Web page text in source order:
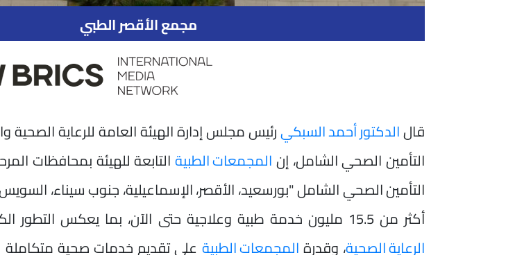
مجمع الأقصر الطبي
قالالدكتور أحمد السبكيرئيس مجلس إدارة الهيئة العامة للرعاية
التأمين الصحي الشامل، إنالمجمعات الطبيةالتابعة للهيئة بمحافظات
التأمين الصحي الشامل "بورسعيد، الأقصر، الإسماعيلية، جنوب سيناء،
أكثر من 15.5 مليون خدمة طبية وعلاجية حتى الآن، بما يعكس التطور الكبير الذي شهدته منظومة
الرعاية الصحية، وقدرةالمجمعات الطبية على تقديم خدمات صحية متكاملة